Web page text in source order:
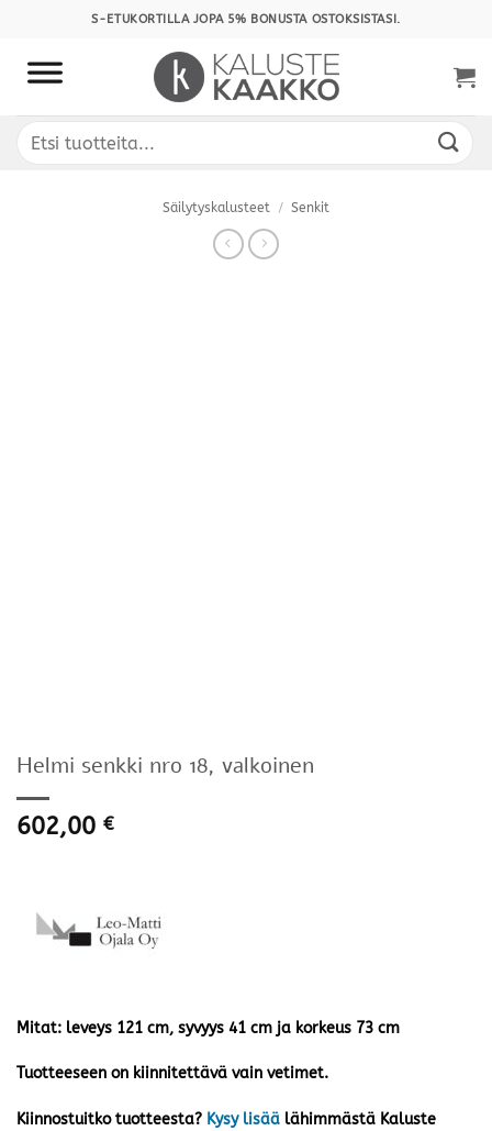
content
S-ETUKORTILLA JOPA 5% BONUSTA OSTOKSISTASI.
Etsi:
Säilytyskalusteet / Senkit
Helmi senkki nro 18, valkoinen
602,00 €
Mitat: leveys 121 cm, syvyys 41 cm ja korkeus 73 cm
Tuotteeseen on kiinnitettävä vain vetimet.
Kiinnostuitko tuotteesta? Kysy lisää lähimmästä Kaluste